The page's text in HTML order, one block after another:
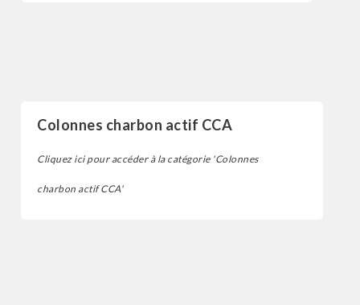
Colonnes charbon actif CCA
Cliquez ici pour accéder à la catégorie 'Colonnes
charbon actif CCA'